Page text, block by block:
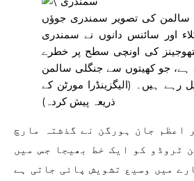
سالمن کی تصویر سمندری جوؤں
اور سائنس دانوں نے سمندری
کی اونچی سطح پر خطرے
ہے، جو کھیتوں سے جنگلی سالمن
رہے ہیں۔ (الیگزینڈرا مورٹن کے
ذریعہ پیش کردہ)
اعظم جان ہورگن نے گذشتہ مارچ
ٹروڈو کو ایک خط بھیجا جس میں
میں وسیع تشویش پائی جاتی ہے